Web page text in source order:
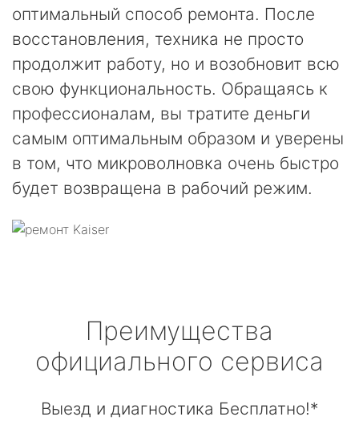
оптимальный способ ремонта. После
восстановления, техника не просто
продолжит работу, но и возобновит всю
свою функциональность. Обращаясь к
профессионалам, вы тратите деньги
самым оптимальным образом и уверены
в том, что микроволновка очень быстро
будет возвращена в рабочий режим.
Преимущества
официального сервиса
Выезд и диагностика Бесплатно!*